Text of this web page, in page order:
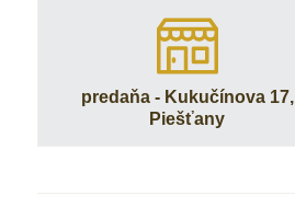
predaňa - Kukučínova 17,
Piešťany